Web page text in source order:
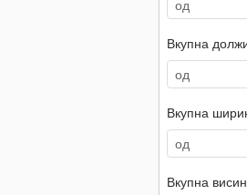
Вкупна
Вкупна
Вкупна